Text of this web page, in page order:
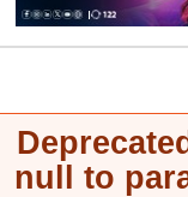
null to